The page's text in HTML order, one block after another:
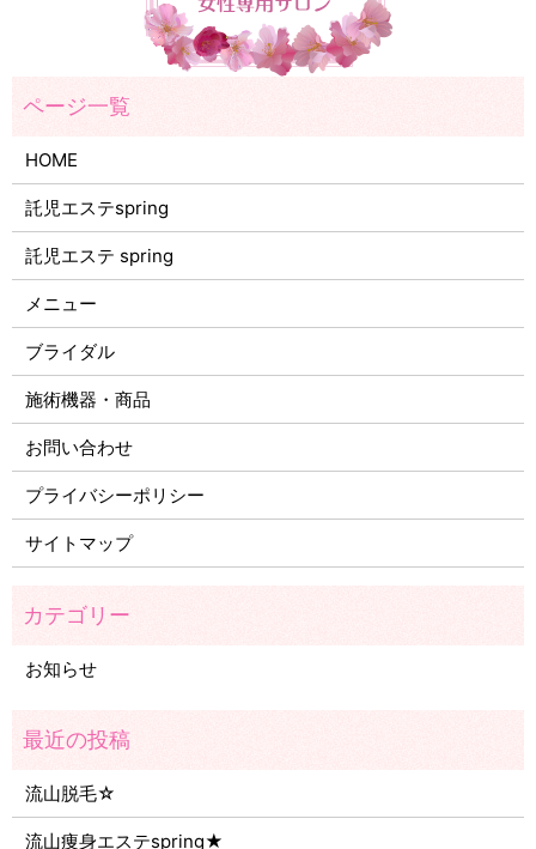
HOME
託児エステspring
託児エステ spring
メニュー
ブライダル
施術機器・商品
お問い合わせ
プライバシーポリシー
サイトマップ
お知らせ
流山脱毛☆
流山痩身エステspring★